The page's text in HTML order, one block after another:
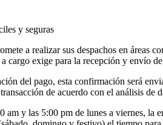
y seguras
a realizar sus despachos en áreas
cargo exige para la recepción y envío
del pago, esta confirmación será
de acuerdo con el análisis de
y las 5:00 pm de lunes a viernes,